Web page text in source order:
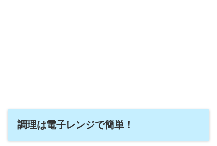
調理は電子レンジで簡単！